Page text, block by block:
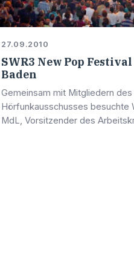
27.09.2010
SWR3 New Pop
Baden
Gemeinsam mit Mitgliedern des
Hörfunkausschusses besuchte
MdL, Vorsitzender des